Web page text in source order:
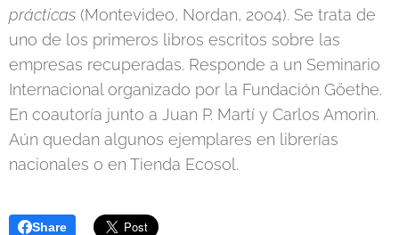
prácticas (Montevideo, Nordan, 2004). Se trata de
uno de los primeros libros escritos sobre las
empresas recuperadas. Responde a un Seminario
Internacional organizado por la Fundación Göethe.
En coautoría junto a Juan P. Martí y Carlos Amorin.
Aún quedan algunos ejemplares en librerías
nacionales o en Tienda Ecosol.
Share